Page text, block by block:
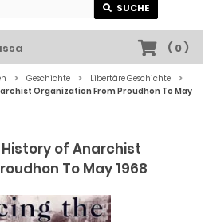
SUCHE
( 0)
Geschichte
Libertäre Geschichte
Organization From Proudhon To May
History of Anarchist
To May 1968